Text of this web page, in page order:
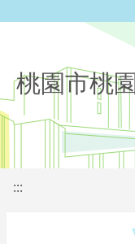
桃園市桃
:::